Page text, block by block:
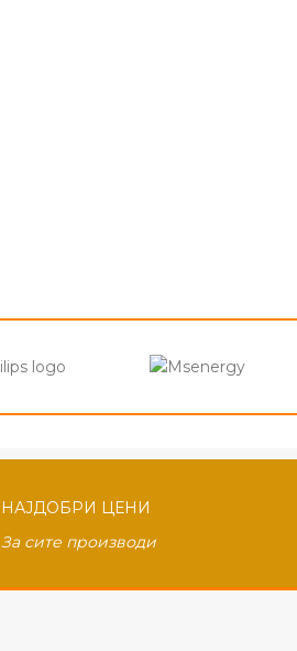
НАЈДОБРИ ЦЕНИ
За сите производи